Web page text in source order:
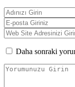
Daha sonraki